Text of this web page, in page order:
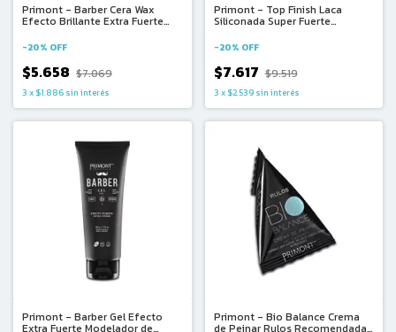
Primont - Barber Cera Wax
Efecto Brillante Extra Fuerte
-20% OFF
$5.658 $7.069
3 x $1.886 sin interés
Primont - Top Finish Laca
Siliconada Super Fuerte
-20% OFF
$7.617 $9.519
3 x $2.539 sin interés
Primont - Barber Gel Efecto
Extra Fuerte Modelador de
Primont - Bio Balance Crema
de Peinar Rulos Recomendada